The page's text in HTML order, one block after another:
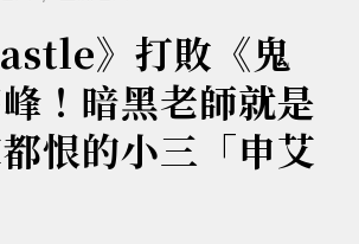
》打敗《鬼
！暗黑老師就是
恨的小三「申艾